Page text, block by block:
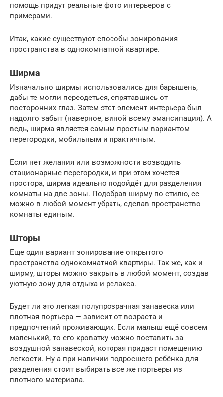
помощь придут реальные фото интерьеров с
примерами.
Итак, какие существуют способы зонирования
пространства в однокомнатной квартире.
Ширма
Изначально ширмы использовались для барышень,
дабы те могли переодеться, спрятавшись от
посторонних глаз. Затем этот элемент интерьера был
надолго забыт (наверное, виной всему эмансипация). А
ведь, ширма является самым простым вариантом
перегородки, мобильным и практичным.
Если нет желания или возможности возводить
стационарные перегородки, и при этом хочется
простора, ширма идеально подойдёт для разделения
комнаты на две зоны. Подобрав ширму по стилю, ее
можно в любой момент убрать, сделав пространство
комнаты единым.
Шторы
Еще один вариант зонирование открытого
пространства однокомнатной квартиры. Так же, как и
ширму, шторы можно закрыть в любой момент, создав
уютную зону для отдыха и релакса.
Будет ли это легкая полупрозрачная занавеска или
плотная портьера — зависит от возраста и
предпочтений проживающих. Если малыш ещё совсем
маленький, то его кроватку можно поставить за
воздушной занавеской, которая придаст помещению
легкости. Ну а при наличии подросшего ребёнка для
разделения стоит выбирать все же портьеры из
плотного материала.